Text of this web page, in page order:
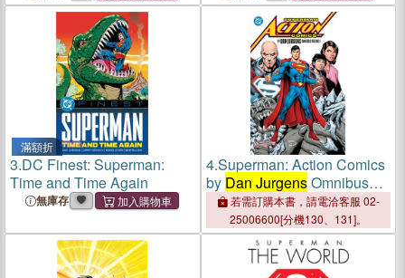
滿額折
3.DC Finest: Superman:
Time and Time Again
無庫存
4.Superman: Action Comics
by Dan JurgensOmnibus
Vol. 1若需訂購本書，請電洽客服 02-
25006600[分機130、131]。